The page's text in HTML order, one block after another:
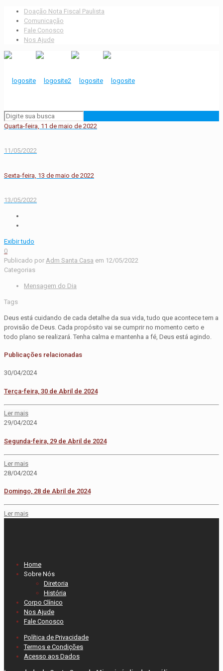
Doação Nota Fiscal Paulista
Comunicação
Fale Conosco
Nos Ajude
Quarta-feira, 11 de maio de 2022
11/05/2022
Sexta-feira, 13 de maio de 2022
13/05/2022
Exibir tudo
0
Publicado por Adm Santa Casa em 12/05/2022
Categorias
Mensagem do Dia
Tags
Deus está cuidando de cada detalhe da sua vida, tudo que acontece tem a
provisão de Deus. Cada propósito vai se cumprir no momento certo e
todo plano se realizará. Tenha calma e mantenha a fé, Deus está agindo.
Publicações relacionadas
30/04/2024
Terça-feira, 30 de Abril de 2024
Ler mais
29/04/2024
Segunda-feira, 29 de Abril de 2024
Ler mais
28/04/2024
Domingo, 28 de Abril de 2024
Ler mais
Home
Sobre Nós
Diretoria
História
Corpo Clínico
Nos Ajude
Fale Conosco
Política de Privacidade
Termos e Condições
Acesso aos Dados